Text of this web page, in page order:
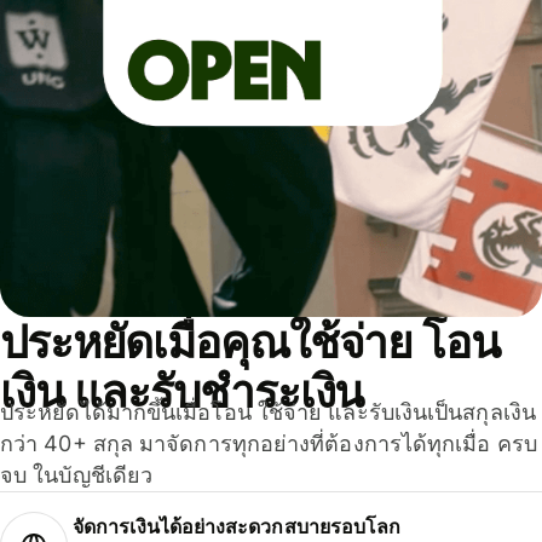
ประหยัดเมื่อคุณใช้จ่าย โอน
เงิน และรับชำระเงิน
ประหยัดได้มากขึ้นเมื่อโอน ใช้จ่าย และรับเงินเป็นสกุลเงิน
กว่า 40+ สกุล มาจัดการทุกอย่างที่ต้องการได้ทุกเมื่อ ครบ
จบ ในบัญชีเดียว
จัดการเงินได้อย่างสะดวกสบายรอบโลก